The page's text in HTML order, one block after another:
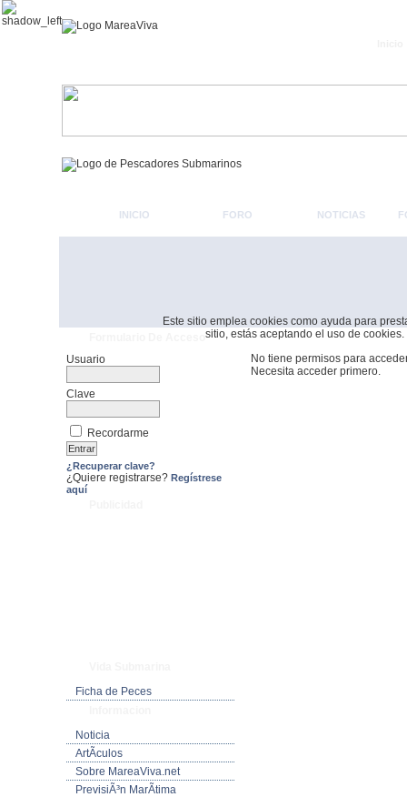
Este sitio emplea cookies como ayuda para
sitio, estás aceptando el uso de cookies.
INICIO FORO NOTICIAS
Usuario
Clave
Recordarme
¿Recuperar clave?
¿Quiere registrarse? Regístrese
aquí
Ficha de Peces
Noticia
ArtÃ­culos
Sobre MareaViva.net
PrevisiÃ³n MarÃ­tima
No tiene permisos para
Necesita acceder primero.